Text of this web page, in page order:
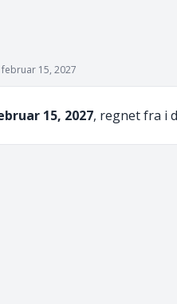
februar 15, 2027
15, 2027, regnet fra i